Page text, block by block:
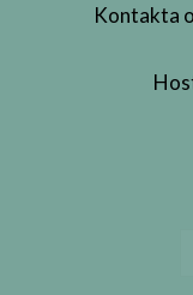
Kontakta